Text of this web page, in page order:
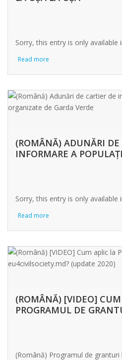
Sorry, this entry is only available
Read more
(ROMÂNĂ) ADUNĂRI DE
INFORMARE A
Sorry, this entry is only available
Read more
(ROMÂNĂ) [VIDEO]
PROGRAMUL DE
(Română) Programul de